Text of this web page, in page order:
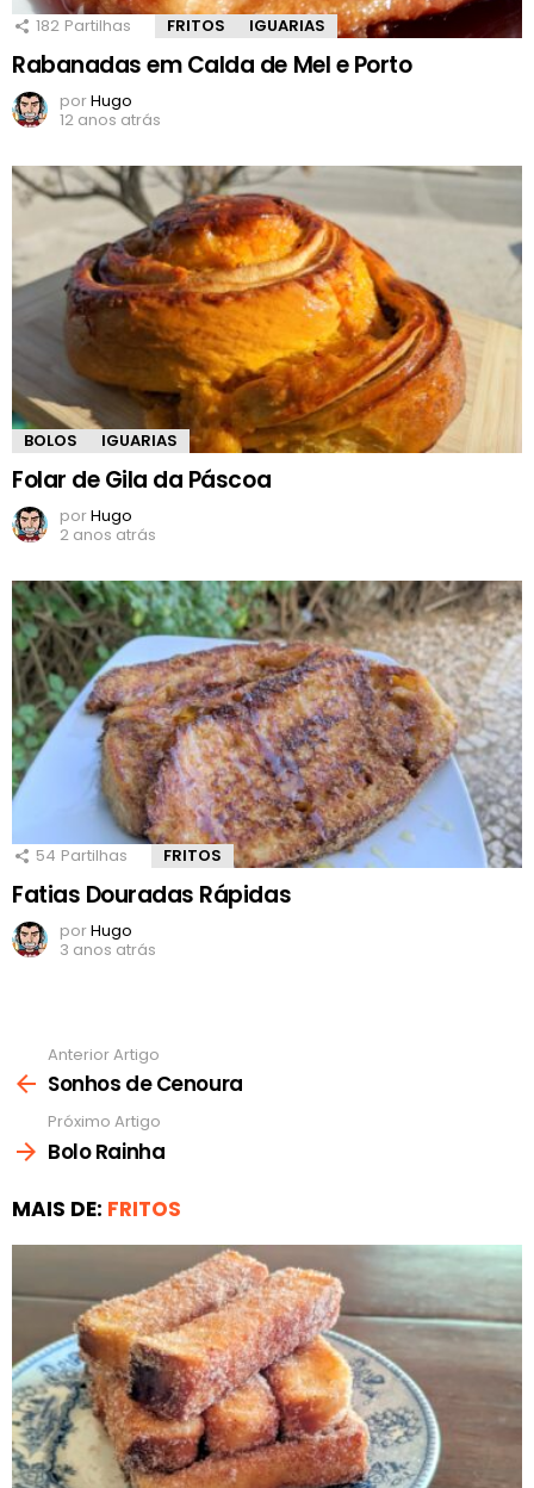
182 Partilhas FRITOS IGUARIAS
Rabanadas em Calda de Mel e Porto
porHugo
12 anos atrás
BOLOS IGUARIAS
Folar de Gila da Páscoa
porHugo
2 anos atrás
54 Partilhas FRITOS
Fatias Douradas Rápidas
porHugo
3 anos atrás
mais
Anterior Artigo
Sonhos de Cenoura
Próximo Artigo
Bolo Rainha
MAIS DE: FRITOS